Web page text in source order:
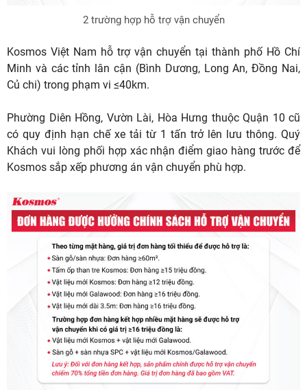
3. Giao
nhận hàng
đến tòa
cư
Có thể phát sinh phí vào cổng, phí
(nếu có).
Lưu ý:Thời gian nhận hàng đối với toà
muốn giao vào buổi sáng, Quý khách
vui lòng báo trước cho Kosmos 1 ngày.
4. Giao
nhận hàng
giao thông và các tuyến đường cấm tải
trong thành phố).
Sau khoảng thời gian 15h, đơn sẽ được
dời ngày giao qua ngày hôm sau.
Lưu ý:Trường hợp gặp sự cố ngoài ý muốn, nhân
viên giao nhận Kosmos sẽ liên hệ và báo thời gian
dự kiến giao hàng cho Đại lý/Khách hàng trễ hơn
Lưu ý:Mọi phản hồi về số lượng, màu sắc không
đúng, hàng hoá bị hư hỏng do tác động từ ngoại
đại lý hoặc nhờ đơn vị thứ 3 (Khách hàng, thợ,
thầu, đơn vị vận chuyển,…) đã ký nhận hàng.
2 trường hợp hỗ trợ vận chuyển
Kosmos Việt Nam hỗ trợ vận chuyển tại thành phố Hồ Chí
Minh và các tỉnh lân cận (Bình Dương, Long An, Đồng Nai,
Củ chi) trong phạm vi ≤40km.
Phường Diên Hồng, Vườn Lài, Hòa Hưng thuộc Quận 10 cũ
có quy định hạn chế xe tải từ 1 tấn trở lên lưu thông. Quý
Khách vui lòng phối hợp xác nhận điểm giao hàng trước để
Kosmos sắp xếp phương án vận chuyển phù hợp.